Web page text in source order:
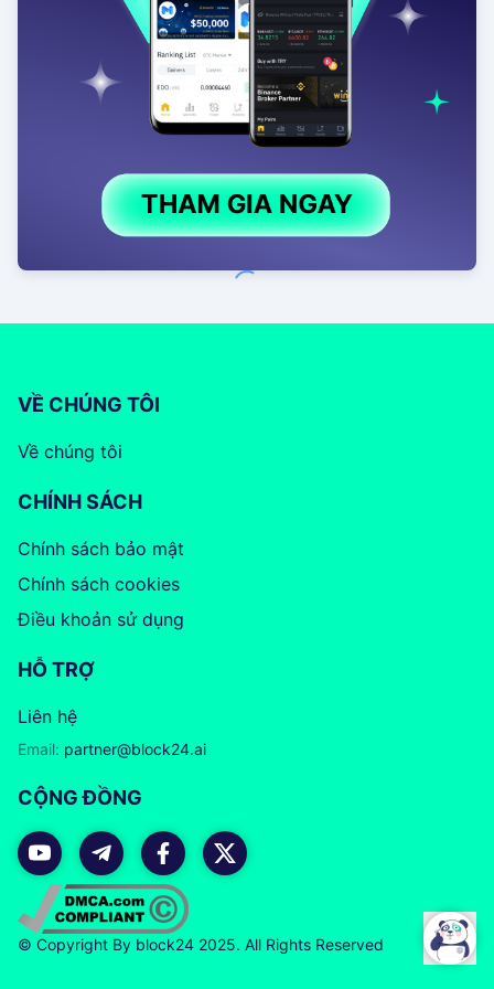
VỀ CHÚNG TÔI
Về chúng tôi
CHÍNH SÁCH
Chính sách bảo mật
Chính sách cookies
Điều khoản sử dụng
HỖ TRỢ
Liên hệ
Email: partner@block24.ai
CỘNG ĐỒNG
© Copyright By block24 2025. All Rights Reserved